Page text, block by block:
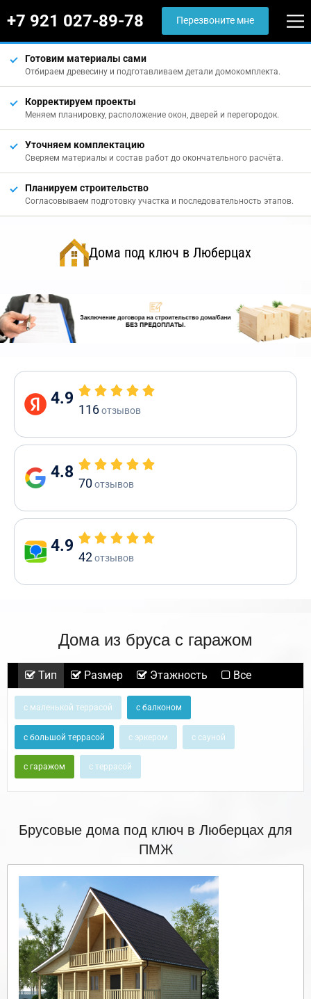
+7 921 027-89-78 Перезвоните мне
Готовим материалы сами
Отбираем древесину и подготавливаем детали домокомплекта.
Корректируем проекты
Меняем планировку, расположение окон, дверей и перегородок.
Уточняем комплектацию
Сверяем материалы и состав работ до окончательного расчёта.
Планируем строительство
Согласовываем подготовку участка и последовательность этапов.
Дома под ключ в Люберцах
4.9
116отзывов
4.8
70отзывов
4.9
42отзывов
Дома из бруса с гаражом
Тип Размер Этажность Все
с маленькой террасой с балконом
с большой террасой с эркером с сауной
с гаражом с террасой
Брусовые дома под ключ в Люберцах для
ПМЖ